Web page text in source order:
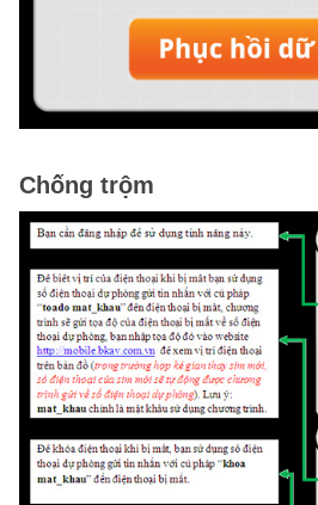
Chống trộm